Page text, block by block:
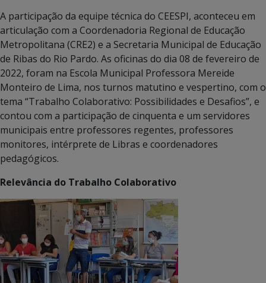
A participação da equipe técnica do CEESPI, aconteceu em
articulação com a Coordenadoria Regional de Educação
Metropolitana (CRE2) e a Secretaria Municipal de Educação
de Ribas do Rio Pardo. As oficinas do dia 08 de fevereiro de
2022, foram na Escola Municipal Professora Mereide
Monteiro de Lima, nos turnos matutino e vespertino, com o
tema “Trabalho Colaborativo: Possibilidades e Desafios”, e
contou com a participação de cinquenta e um servidores
municipais entre professores regentes, professores
monitores, intérprete de Libras e coordenadores
pedagógicos.
Relevância do Trabalho Colaborativo